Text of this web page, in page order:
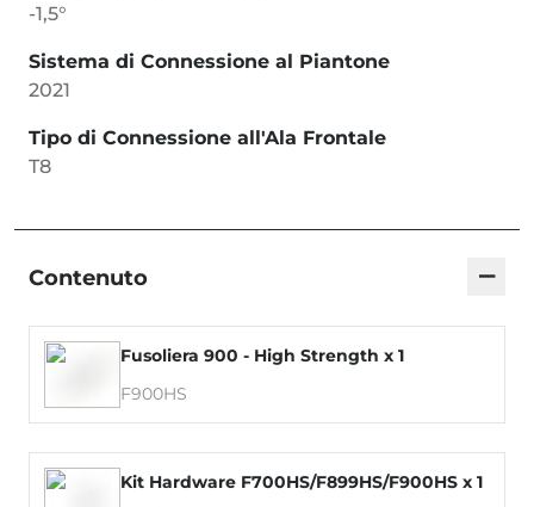
-1,5°
Sistema di Connessione al Piantone
2021
Tipo di Connessione all'Ala Frontale
T8
Contenuto −
Fusoliera 900 - High Strength x 1
F900HS
Kit Hardware F700HS/F899HS/F900HS x 1